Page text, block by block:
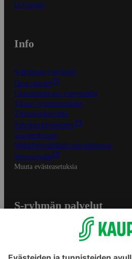
In English
Info
S-Business yrityksille
Oiva-raportit
Osuuskauppojen yhteystiedot
Tilaus- ja toimitusehdot
Tietosuojakäytäntö
Palvelun käyttöehdot
Saavutettavuus
Mobiilisovelluksen saavutettavuus
Mainostajalle
Muuta evästeasetuksia
S-ryhmän palvelut